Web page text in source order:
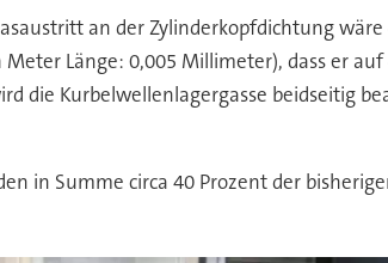
an der Zylinderkopfdichtung wäre
Länge: 0,005 Millimeter), dass er
die Kurbelwellenlagergasse beidseitig
in Summe circa 40 Prozent der